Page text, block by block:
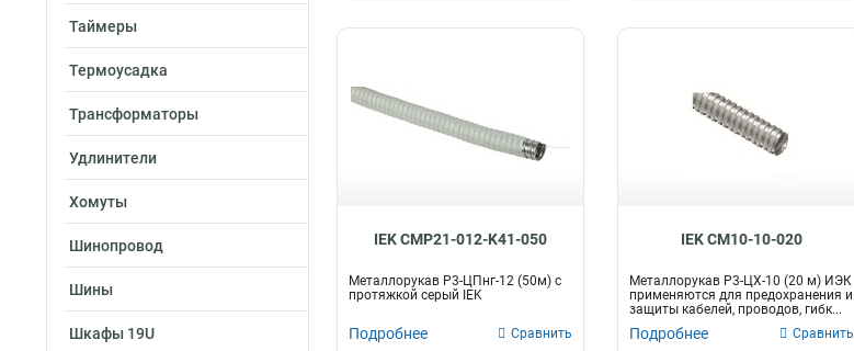
Таймеры
Термоусадка
Трансформаторы
Удлинители
Хомуты
Шинопровод
Шины
Шкафы 19U
IEK CMP21-012-K41-050
Металлорукав Р3-ЦПнг-12 (50м) с
протяжкой серый IEK
Подробнее Сравнить
IEK CM10-10-020
Металлорукав Р3-ЦХ-10 (20 м) ИЭК
применяются для предохранения и
защиты кабелей, проводов, гибк...
Подробнее Сравнить